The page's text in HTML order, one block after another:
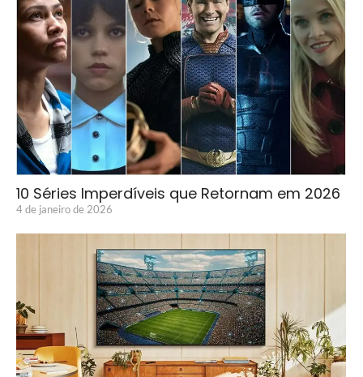
10 Séries Imperdíveis que Retornam em 2026
4 de janeiro de 2026